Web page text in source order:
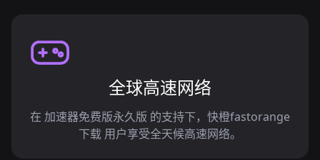
全球高速网络
在 加速器免费版永久版 的支持下，快橙fastorange
下载 用户享受全天候高速网络。